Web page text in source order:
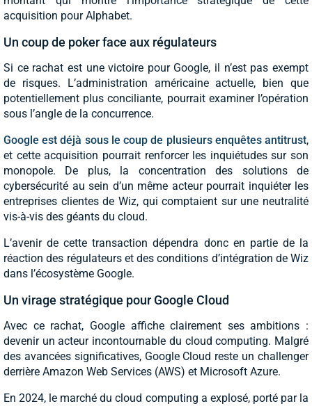
acquisition pour Alphabet.
Un coup de poker face aux régulateurs
Si ce rachat est une victoire pour Google, il n’est pas exempt
de risques. L’administration américaine actuelle, bien que
potentiellement plus conciliante, pourrait examiner l’opération
sous l’angle de la concurrence.
Google est déjà sous le coup de plusieurs enquêtes antitrust,
et cette acquisition pourrait renforcer les inquiétudes sur son
monopole. De plus, la concentration des solutions de
cybersécurité au sein d’un même acteur pourrait inquiéter les
entreprises clientes de Wiz, qui comptaient sur une neutralité
vis-à-vis des géants du cloud.
L’avenir de cette transaction dépendra donc en partie de la
réaction des régulateurs et des conditions d’intégration de Wiz
dans l’écosystème Google.
Un virage stratégique pour Google Cloud
Avec ce rachat, Google affiche clairement ses ambitions :
devenir un acteur incontournable du cloud computing. Malgré
des avancées significatives, Google Cloud reste un challenger
derrière Amazon Web Services (AWS) et Microsoft Azure.
En 2024, le marché du cloud computing a explosé, porté par la